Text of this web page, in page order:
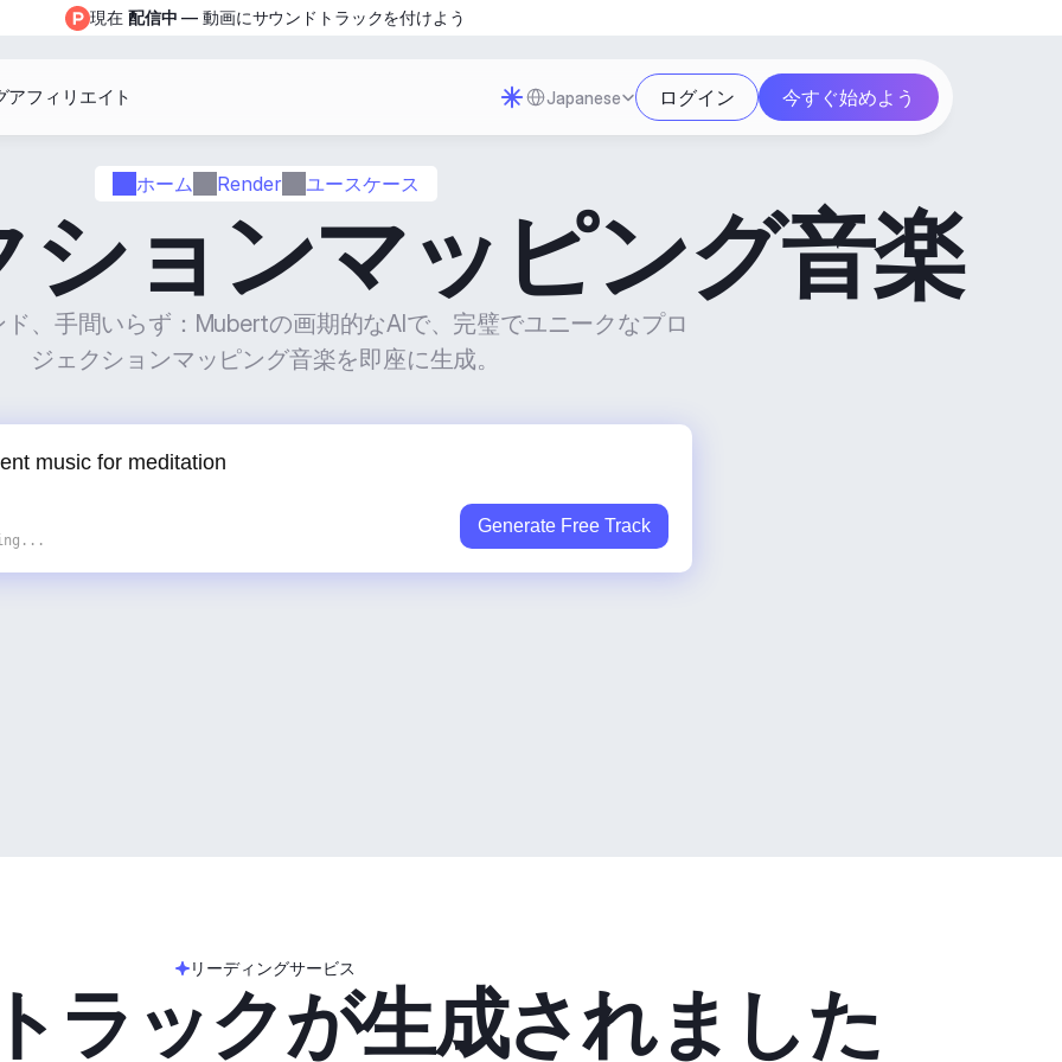
ホーム Render ユースケース
ョンマッピング音楽
、手間いらず：Mubertの画期的なAIで、完璧でユニークなプロ
ジェクションマッピング音楽を即座に生成。
Generate Free Track
リーディングサービス
ラックが生成されました
現在 配信中 — 動画にサウンドトラックを付けよう
アフィリエイト Select Language
Japanese ログイン 今すぐ始めよう